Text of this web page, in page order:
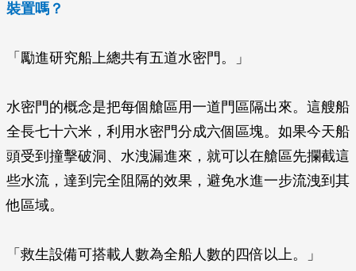
裝置嗎？
「勵進研究船上總共有五道水密門。」
水密門的概念是把每個艙區用一道門區隔出來。這艘船
全長七十六米，利用水密門分成六個區塊。如果今天船
頭受到撞擊破洞、水洩漏進來，就可以在艙區先攔截這
些水流，達到完全阻隔的效果，避免水進一步流洩到其
他區域。
「救生設備可搭載人數為全船人數的四倍以上。」